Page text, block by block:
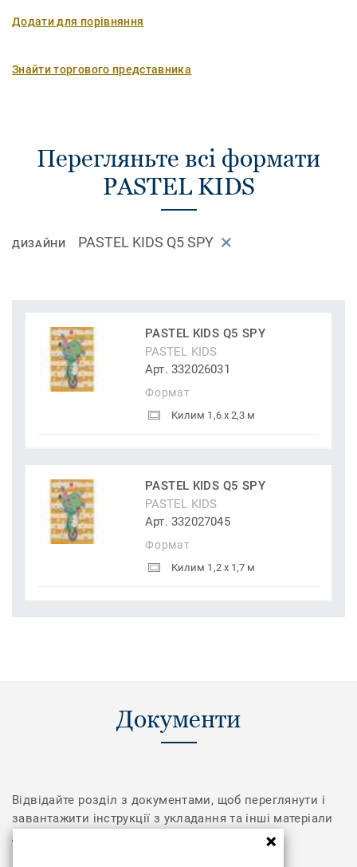
Додати для порівняння
Знайти торгового представника
Перегляньте всі формати
PASTEL KIDS
ДИЗАЙНИ PASTEL KIDS Q5 SPY
PASTEL KIDS Q5 SPY
PASTEL KIDS
Арт. 332026031
Формат
Килим 1,6 x 2,3 м
PASTEL KIDS Q5 SPY
PASTEL KIDS
Арт. 332027045
Формат
Килим 1,2 x 1,7 м
Документи
Відвідайте розділ з документами, щоб переглянути і
завантажити інструкції з укладання та інші матеріали
для колекції PASTEL KIDS